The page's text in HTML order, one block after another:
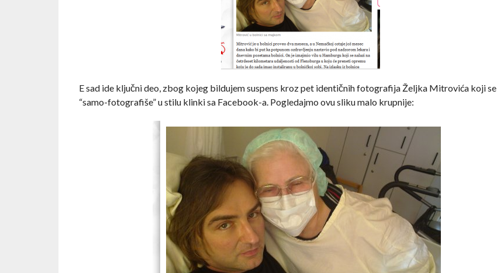
E sad ide ključni deo, zbog kojeg bildujem suspens kroz pet identičnih fotografija Željka Mitrovića koji se
“samo-fotografiše” u stilu klinki sa Facebook-a. Pogledajmo ovu sliku malo krupnije: